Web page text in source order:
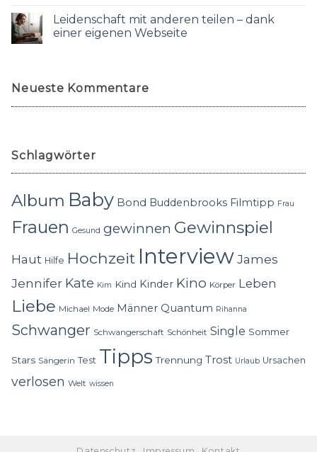
Leidenschaft mit anderen teilen – dank
einer eigenen Webseite
Neueste Kommentare
Schlagwörter
Album Baby Bond Buddenbrooks Filmtipp Frau
Frauen Gesund gewinnen Gewinnspiel
Haut Hilfe Hochzeit InterviewJames
Jennifer Kate Kim Kind Kinder Kino Körper Leben
Liebe Michael Mode Männer Quantum Rihanna
Schwanger Schwangerschaft Schönheit Single Sommer
Stars Sängerin Test Tipps Trennung Trost Urlaub Ursachen
verlosen Welt wissen